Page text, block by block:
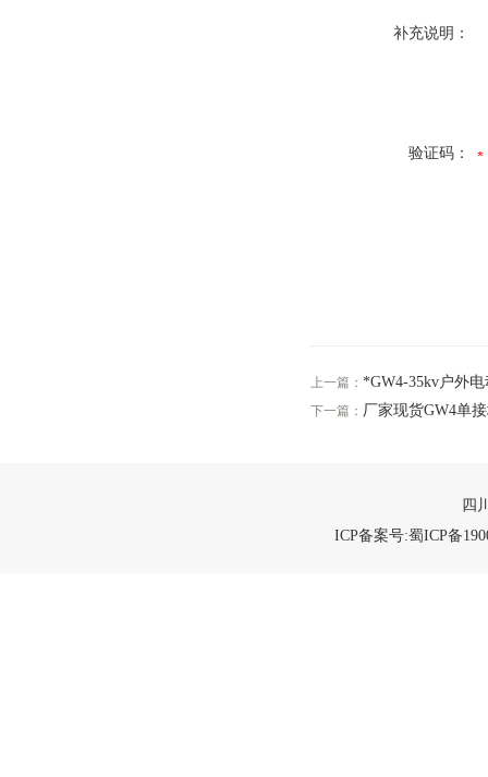
补充说明：
验证码：
上一篇： *GW4-35kv户外
下一篇： 厂家现货GW4单
四
ICP备案号:蜀ICP备